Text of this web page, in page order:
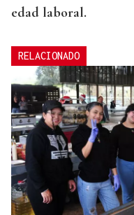
edad laboral.
RELACIONADO